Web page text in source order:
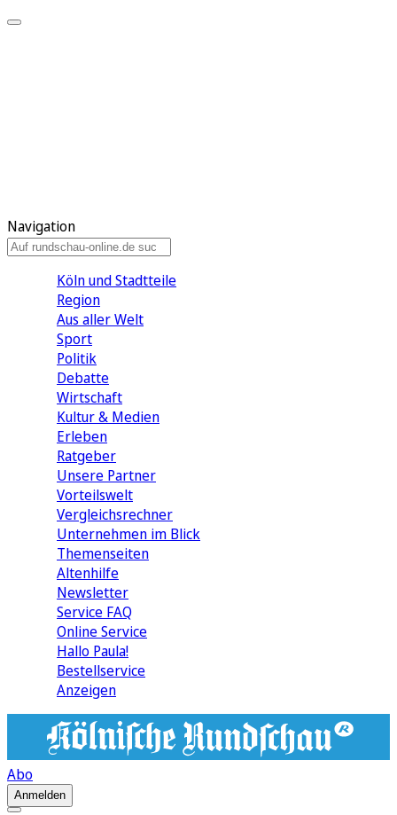
Navigation
Köln und Stadtteile
Region
Aus aller Welt
Sport
Politik
Debatte
Wirtschaft
Kultur & Medien
Erleben
Ratgeber
Unsere Partner
Vorteilswelt
Vergleichsrechner
Unternehmen im Blick
Themenseiten
Altenhilfe
Newsletter
Service FAQ
Online Service
Hallo Paula!
Bestellservice
Anzeigen
Abo
Anmelden